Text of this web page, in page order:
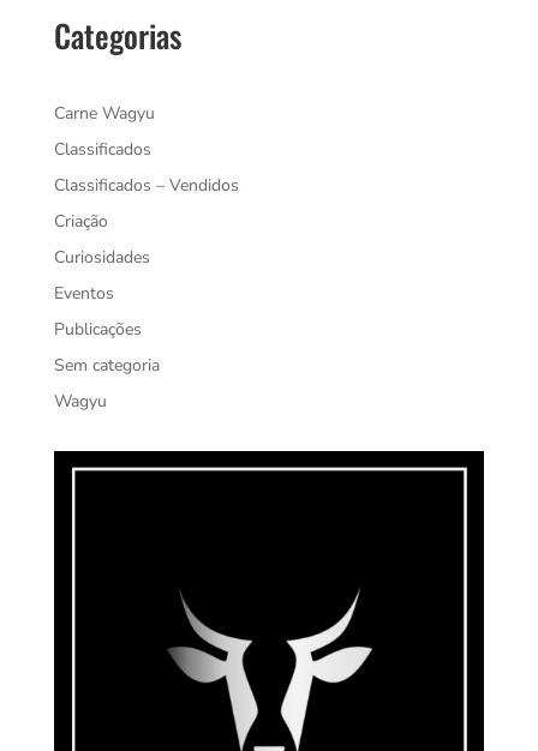
Categorias
Carne Wagyu
Classificados
Classificados – Vendidos
Criação
Curiosidades
Eventos
Publicações
Sem categoria
Wagyu